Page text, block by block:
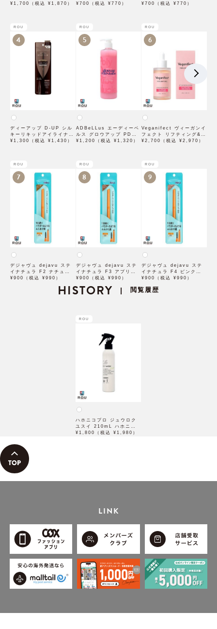
10g【BCLカンパニー】
¥1,700（税込 ¥1,870）
ー VC100 マスク 1枚入
¥700（税込 ¥770）
チノール100マスク 7枚入
¥700（税込 ¥770）
ROU
4
ディーアップ D-UP シル
キーリキッドアイライナー
WP ブラウンブラック
¥1,300（税込 ¥1,430）
ROU
5
ADBeLLus エーディーベ
ルス グロウアップ PDRN
ローション 500mL
¥1,200（税込 ¥1,320）
ROU
6
Veganifect ヴィーガンイ
フェクト リフティング&バ
ランシング フィグチェス
¥2,700（税込 ¥2,970）
ROU
7
デジャヴュ dejavu ステ
イナチュラ F2 ナチュラル
ブラウン【アイブロウ】
¥900（税込 ¥990）
ROU
8
デジャヴュ dejavu ステ
イナチュラ F3 アプリコッ
トブラウン【アイブロウ】
¥900（税込 ¥990）
ROU
9
デジャヴュ dejavu ステ
イナチュラ F4 ピンクベー
ジュ【アイブロウ】【イミ
¥900（税込 ¥990）
HISTORY | 閲覧履歴
ROU
ハホニコプロ ジュウロク
ユスイ 210mL ハホニコ
16油水
¥1,800（税込 ¥1,980）
LINK